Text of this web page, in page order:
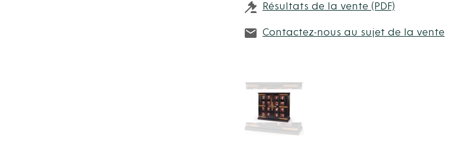
Résultats de la vente (PDF)
Contactez-nous au sujet de la vente